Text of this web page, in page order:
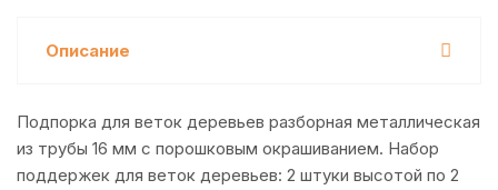
Описание
Подпорка для веток деревьев разборная металлическая
из трубы 16 мм с порошковым окрашиванием. Набор
поддержек для веток деревьев: 2 штуки высотой по 2